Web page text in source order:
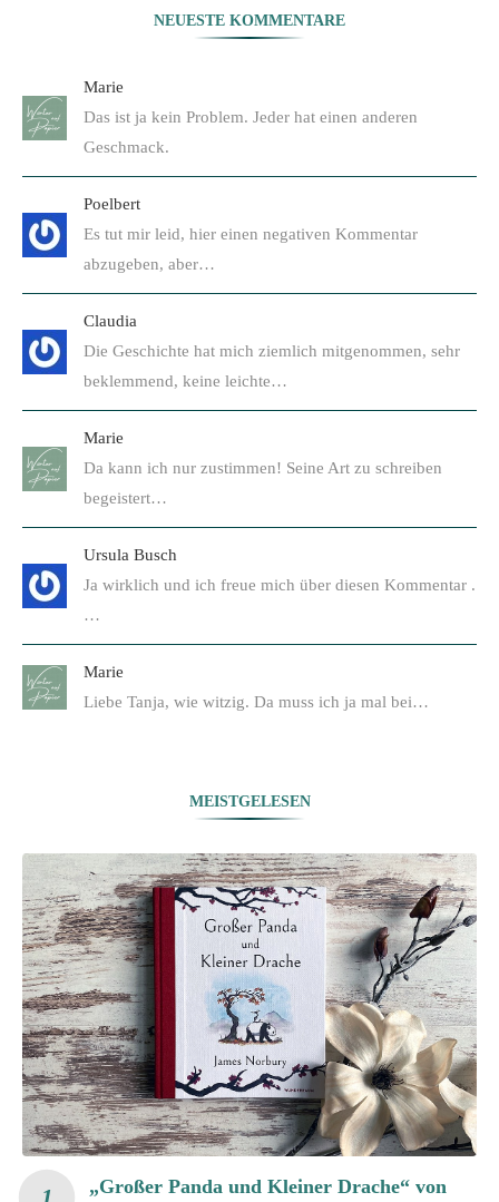
NEUESTE KOMMENTARE
Marie
Das ist ja kein Problem. Jeder hat einen anderen
Geschmack.
Poelbert
Es tut mir leid, hier einen negativen Kommentar
abzugeben, aber…
Claudia
Die Geschichte hat mich ziemlich mitgenommen, sehr
beklemmend, keine leichte…
Marie
Da kann ich nur zustimmen! Seine Art zu schreiben
begeistert…
Ursula Busch
Ja wirklich und ich freue mich über diesen Kommentar .
…
Marie
Liebe Tanja, wie witzig. Da muss ich ja mal bei…
MEISTGELESEN
„Großer Panda und Kleiner Drache“ von